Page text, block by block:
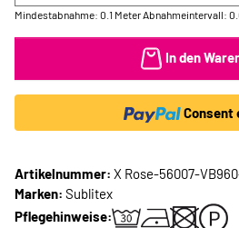
Mindestabnahme: 0.1 Meter Abnahmeintervall:
In den
Consent
Artikelnummer: X Rose-56007-
Marken: Sublitex
Pflegehinweise: